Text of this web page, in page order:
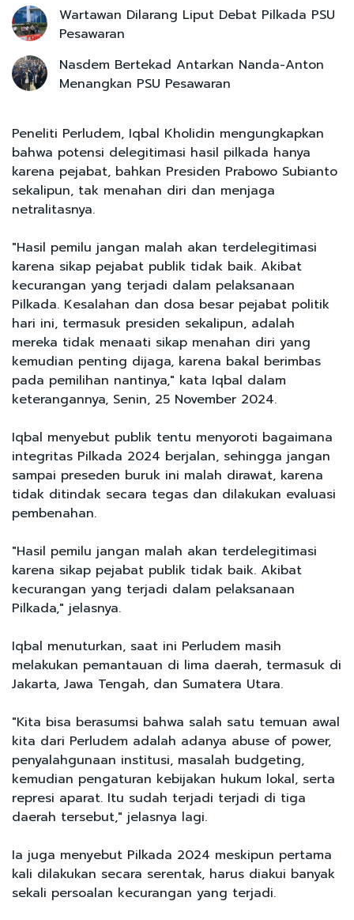
Wartawan Dilarang Liput Debat Pilkada PSU
Pesawaran
Nasdem Bertekad Antarkan Nanda-Anton
Menangkan PSU Pesawaran
Peneliti Perludem, Iqbal Kholidin mengungkapkan
bahwa potensi delegitimasi hasil pilkada hanya
karena pejabat, bahkan Presiden Prabowo Subianto
sekalipun, tak menahan diri dan menjaga
netralitasnya.
"Hasil pemilu jangan malah akan terdelegitimasi
karena sikap pejabat publik tidak baik. Akibat
kecurangan yang terjadi dalam pelaksanaan
Pilkada. Kesalahan dan dosa besar pejabat politik
hari ini, termasuk presiden sekalipun, adalah
mereka tidak menaati sikap menahan diri yang
kemudian penting dijaga, karena bakal berimbas
pada pemilihan nantinya," kata Iqbal dalam
keterangannya, Senin, 25 November 2024.
Iqbal menyebut publik tentu menyoroti bagaimana
integritas Pilkada 2024 berjalan, sehingga jangan
sampai preseden buruk ini malah dirawat, karena
tidak ditindak secara tegas dan dilakukan evaluasi
pembenahan.
"Hasil pemilu jangan malah akan terdelegitimasi
karena sikap pejabat publik tidak baik. Akibat
kecurangan yang terjadi dalam pelaksanaan
Pilkada," jelasnya.
Iqbal menuturkan, saat ini Perludem masih
melakukan pemantauan di lima daerah, termasuk di
Jakarta, Jawa Tengah, dan Sumatera Utara.
"Kita bisa berasumsi bahwa salah satu temuan awal
kita dari Perludem adalah adanya abuse of power,
penyalahgunaan institusi, masalah budgeting,
kemudian pengaturan kebijakan hukum lokal, serta
represi aparat. Itu sudah terjadi terjadi di tiga
daerah tersebut," jelasnya lagi.
Ia juga menyebut Pilkada 2024 meskipun pertama
kali dilakukan secara serentak, harus diakui banyak
sekali persoalan kecurangan yang terjadi.